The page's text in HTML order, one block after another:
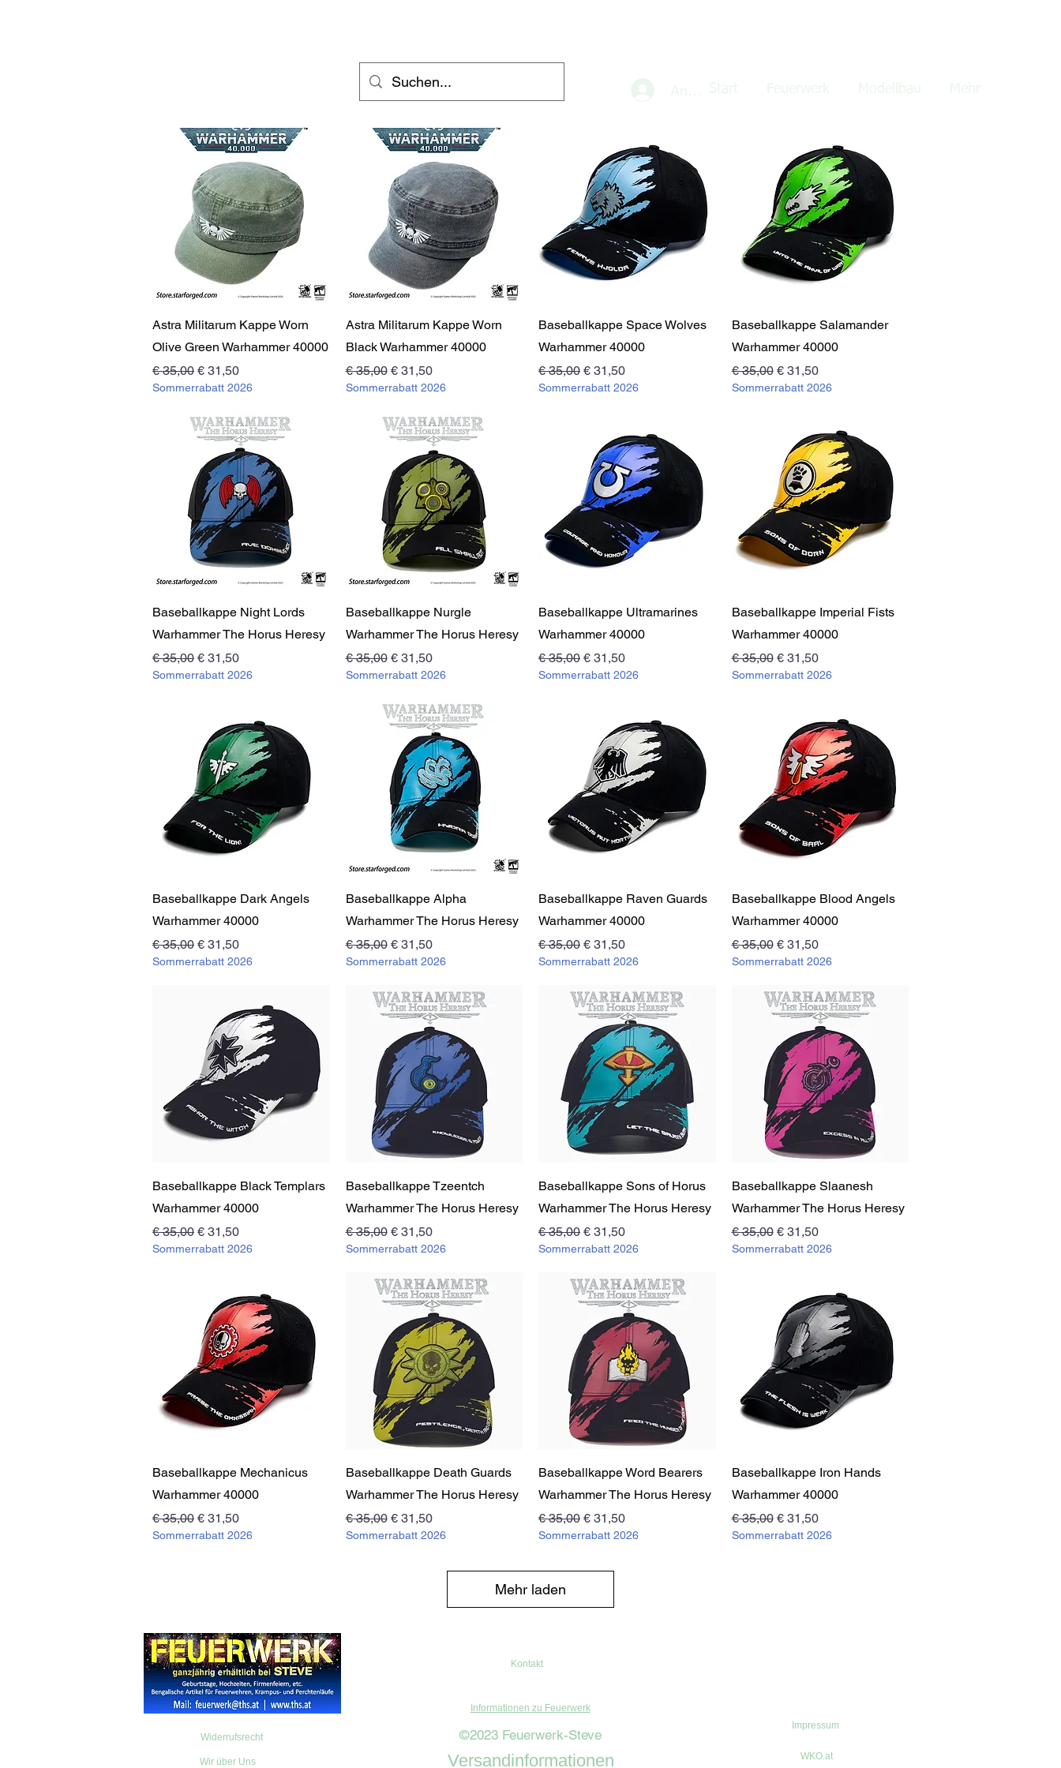
Schnellansicht
Astra Militarum Kappe Worn
Olive Green Warhammer 40000
Standardpreis
€ 35,00 Sale-Preis
€ 31,50
Sommerrabatt 2026
Schnellansicht
Astra Militarum Kappe Worn
Black Warhammer 40000
Standardpreis
€ 35,00 Sale-Preis
€ 31,50
Sommerrabatt 2026
Schnellansicht
Baseballkappe Space Wolves
Warhammer 40000
Standardpreis
€ 35,00 Sale-Preis
€ 31,50
Sommerrabatt 2026
Schnellansicht
Baseballkappe Salamander
Warhammer 40000
Standardpreis
€ 35,00 Sale-Preis
€ 31,50
Sommerrabatt 2026
Schnellansicht
Baseballkappe Night Lords
Warhammer The Horus Heresy
Standardpreis
€ 35,00 Sale-Preis
€ 31,50
Sommerrabatt 2026
Schnellansicht
Baseballkappe Nurgle
Warhammer The Horus Heresy
Standardpreis
€ 35,00 Sale-Preis
€ 31,50
Sommerrabatt 2026
Schnellansicht
Baseballkappe Ultramarines
Warhammer 40000
Standardpreis
€ 35,00 Sale-Preis
€ 31,50
Sommerrabatt 2026
Schnellansicht
Baseballkappe Imperial Fists
Warhammer 40000
Standardpreis
€ 35,00 Sale-Preis
€ 31,50
Sommerrabatt 2026
Schnellansicht
Baseballkappe Dark Angels
Warhammer 40000
Standardpreis
€ 35,00 Sale-Preis
€ 31,50
Sommerrabatt 2026
Schnellansicht
Baseballkappe Alpha
Warhammer The Horus Heresy
Standardpreis
€ 35,00 Sale-Preis
€ 31,50
Sommerrabatt 2026
Schnellansicht
Baseballkappe Raven Guards
Warhammer 40000
Standardpreis
€ 35,00 Sale-Preis
€ 31,50
Sommerrabatt 2026
Schnellansicht
Baseballkappe Blood Angels
Warhammer 40000
Standardpreis
€ 35,00 Sale-Preis
€ 31,50
Sommerrabatt 2026
Schnellansicht
Baseballkappe Black Templars
Warhammer 40000
Standardpreis
€ 35,00 Sale-Preis
€ 31,50
Sommerrabatt 2026
Schnellansicht
Baseballkappe Tzeentch
Warhammer The Horus Heresy
Standardpreis
€ 35,00 Sale-Preis
€ 31,50
Sommerrabatt 2026
Schnellansicht
Baseballkappe Sons of Horus
Warhammer The Horus Heresy
Standardpreis
€ 35,00 Sale-Preis
€ 31,50
Sommerrabatt 2026
Schnellansicht
Baseballkappe Slaanesh
Warhammer The Horus Heresy
Standardpreis
€ 35,00 Sale-Preis
€ 31,50
Sommerrabatt 2026
Schnellansicht
Baseballkappe Mechanicus
Warhammer 40000
Standardpreis
€ 35,00 Sale-Preis
€ 31,50
Sommerrabatt 2026
Schnellansicht
Baseballkappe Death Guards
Warhammer The Horus Heresy
Standardpreis
€ 35,00 Sale-Preis
€ 31,50
Sommerrabatt 2026
Schnellansicht
Baseballkappe Word Bearers
Warhammer The Horus Heresy
Standardpreis
€ 35,00 Sale-Preis
€ 31,50
Sommerrabatt 2026
Schnellansicht
Baseballkappe Iron Hands
Warhammer 40000
Standardpreis
€ 35,00 Sale-Preis
€ 31,50
Sommerrabatt 2026
Mehr laden
Widerrufsrecht
Wir über Uns
Kontakt
Informationen zu Feuerwerk
©2023 Feuerwerk-Steve
Versandinformationen
Impressum
WKO.at